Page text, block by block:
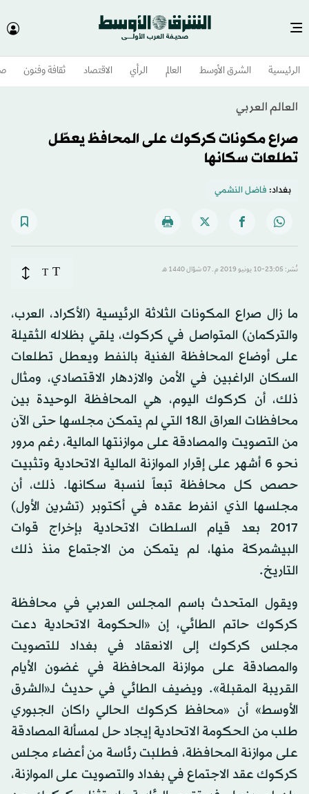
الرئيسية الشرق الأوسط​ العالم الرأي الاقتصاد ثقافة وفنون
العالم العربي
صراع مكونات كركوك على المحافظ يعطّل
تطلعات سكانها
بغداد: فاضل النشمي
نُشر: 23:05-10 يونيو 2019 م ـ 07 شوّال 1440 هـ T
T
ما زال صراع المكونات الثلاثة الرئيسية (الأكراد، العرب،
والتركمان) المتواصل في كركوك، يلقي بظلاله الثقيلة
على أوضاع المحافظة الغنية بالنفط ويعطل تطلعات
السكان الراغبين في الأمن والازدهار الاقتصادي، ومثال
ذلك، أن كركوك اليوم، هي المحافظة الوحيدة بين
محافظات العراق الـ18 التي لم يتمكن مجلسها حتى الآن
من التصويت والمصادقة على موازنتها المالية، رغم مرور
نحو 6 أشهر على إقرار الموازنة المالية الاتحادية وتثبيت
حصص كل محافظة تبعاً لنسبة سكانها. ذلك، أن
مجلسها الذي انفرط عقده في أكتوبر (تشرين الأول)
2017 بعد قيام السلطات الاتحادية بإخراج قوات
البيشمركة منها، لم يتمكن من الاجتماع منذ ذلك
التاريخ.
ويقول المتحدث باسم المجلس العربي في محافظة
كركوك حاتم الطائي، إن «الحكومة الاتحادية دعت
مجلس كركوك إلى الانعقاد في بغداد للتصويت
والمصادقة على موازنة المحافظة في غضون الأيام
القريبة المقبلة». ويضيف الطائي في حديث لـ«الشرق
الأوسط» أن «محافظ كركوك الحالي راكان الجبوري
طلب من الحكومة الاتحادية إيجاد حل لمسألة المصادقة
على موازنة المحافظة، فطلبت رئاسة من أعضاء مجلس
كركوك عقد الاجتماع في بغداد والتصويت على الموازنة،